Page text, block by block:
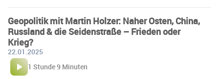
Geopolitik mit Martin Holzer: Naher Osten, China,
Russland & die Seidenstraße – Frieden oder
Krieg?
22.01.2025
1 Stunde 9 Minuten